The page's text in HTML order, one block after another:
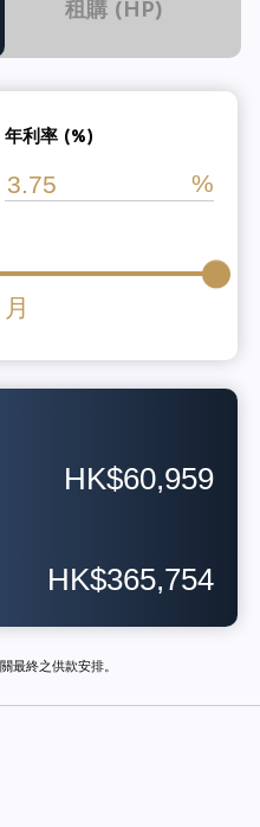
租購 (HP)
年利率 (%)
月
HK$60,959
HK$365,754
最終之供款安排。